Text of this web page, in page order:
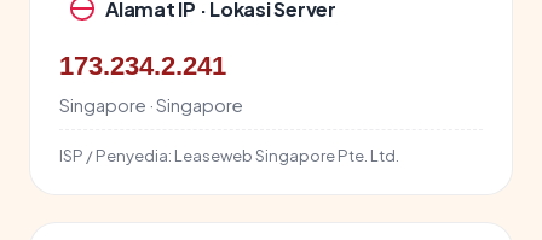
Alamat IP · Lokasi Server
173.234.2.241
Singapore · Singapore
ISP / Penyedia: Leaseweb Singapore Pte. Ltd.